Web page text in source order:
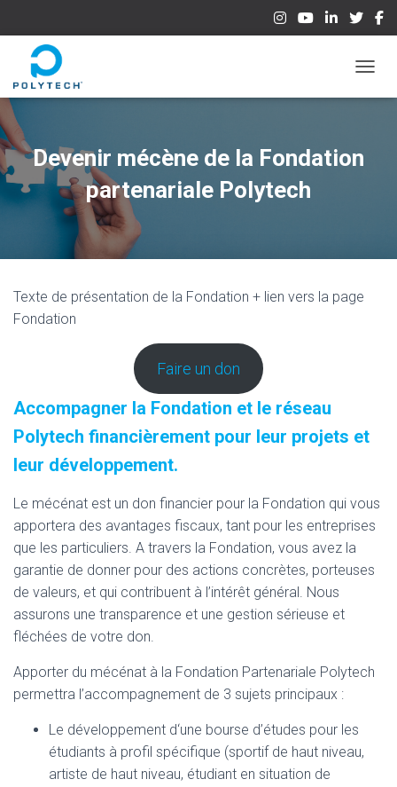
Devenir mécène de la Fondation
partenariale Polytech
Texte de présentation de la Fondation + lien vers la page
Fondation
Faire un don
Accompagner la Fondation et le réseau
Polytech financièrement pour leur projets et
leur développement.
Le mécénat est un don financier pour la Fondation qui vous
apportera des avantages fiscaux, tant pour les entreprises
que les particuliers. A travers la Fondation, vous avez la
garantie de donner pour des actions concrètes, porteuses
de valeurs, et qui contribuent à l’intérêt général. Nous
assurons une transparence et une gestion sérieuse et
fléchées de votre don.
Apporter du mécénat à la Fondation Partenariale Polytech
permettra l’accompagnement de 3 sujets principaux :
Le développement d‘une bourse d’études pour les
étudiants à profil spécifique (sportif de haut niveau,
artiste de haut niveau, étudiant en situation de